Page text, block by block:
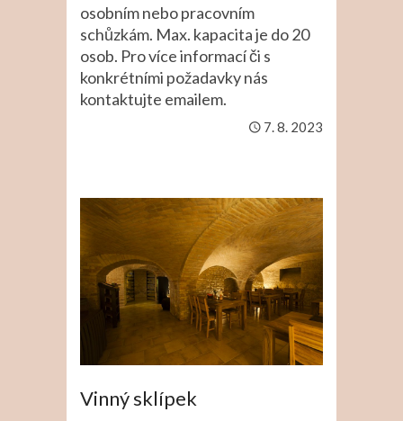
osobním nebo pracovním
schůzkám. Max. kapacita je do 20
osob. Pro více informací či s
konkrétními požadavky nás
kontaktujte emailem.
7. 8. 2023
Vinný sklípek